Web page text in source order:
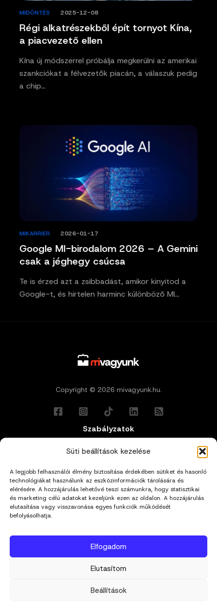
Süti beállítások kezelése
A legjobb felhasználói élmény biztosítása érdekében sütiket és hasonló
technológiákat használunk az eszközinformációk tárolására és
elérésére. A hozzájárulás lehetővé teszi számunkra, hogy statisztikai
és marketing célú adatokat kezeljünk ezen az oldalon. A hozzájárulás
elutasítása vagy visszavonása egyes funkciók működését
befolyásolhatja.
Elfogadom
Elutasítom
Beállítások
Régi alkatrészekből épít tornyot Kína,
a piacvezető ellen
MIDÖNTÉS 2025-12-08
Kína új módszerrel próbálja megkerülni az amerikai
szankciókat a félvezetők piacán, a válaszuk pedig
a chip…
Google MI-birodalom 2026 – A Gemini
csak a jéghegy csúcsa
MIKARRIER 2026-01-17
Te is érzed azt a zsibbadást, amikor kinyitod a
Google-t, és hirtelen harminc különböző MI…
Copyright © 2026 mivagyunk.hu.
Szabályzatok
Általános Felhasználási Feltételek
Adatkezelési Tájékoztató
Impresszum
Kapcsolat
hello@mivagyunk.hu